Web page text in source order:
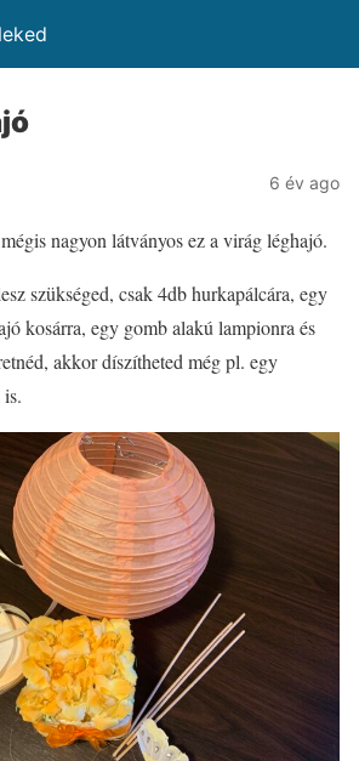
6 év ago
nagyon látványos ez a virág léghajó.
szükséged, csak 4db hurkapálcára, egy
kosárra, egy gomb alakú lampionra és
akkor díszítheted még pl. egy